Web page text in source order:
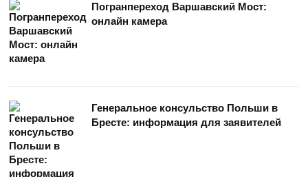
Погранпереход Варшавский Мост:
онлайн камера
Генеральное консульство Польши в
Бресте: информация для заявителей